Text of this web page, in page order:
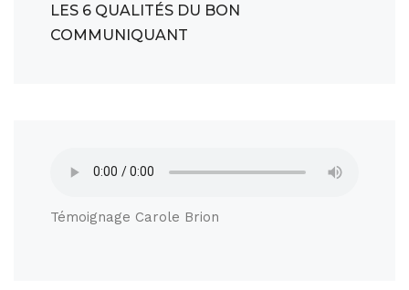
LES 6 QUALITÉS DU BON
COMMUNIQUANT
Témoignage Carole Brion